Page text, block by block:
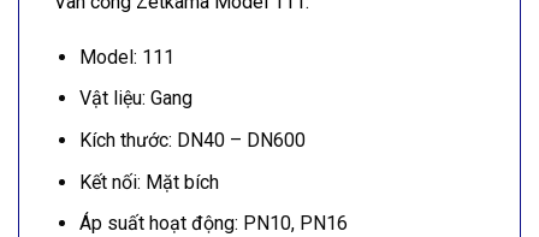
Model: 111
Vật liệu: Gang
Kích thước: DN40 – DN600
Kết nối: Mặt bích
Áp suất hoạt động: PN10, PN16